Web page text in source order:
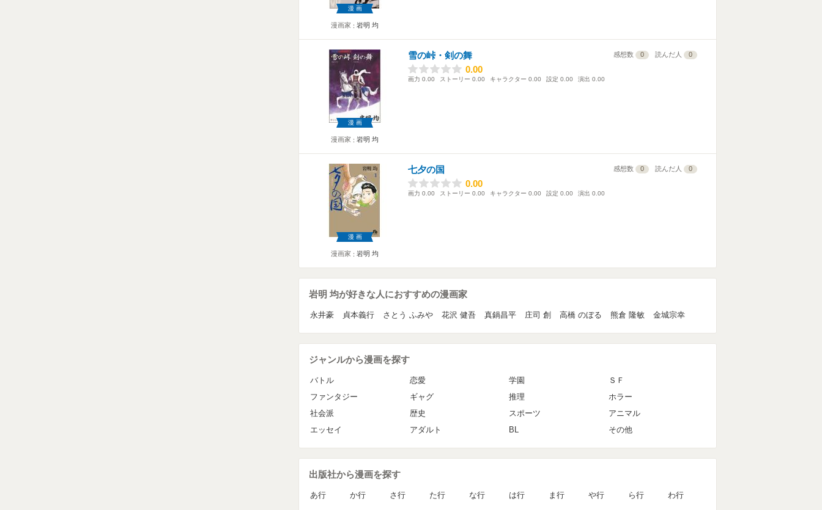
漫画
漫画家 岩明 均
漫画
漫画家 岩明 均
雪の峠・剣の舞 感想数 0 読んだ人 0
0.00
0.00
画力 0.00 ストーリー 0.00 キャラクター 0.00 設定 0.00 演出 0.00
漫画
漫画家 岩明 均
七夕の国 感想数 0 読んだ人 0
0.00
0.00
画力 0.00 ストーリー 0.00 キャラクター 0.00 設定 0.00 演出 0.00
岩明 均が好きな人におすすめの漫画家
永井豪 貞本義行 さとう ふみや 花沢 健吾 真鍋昌平 庄司 創 高橋 のぼる 熊倉 隆敏 金城宗幸
ジャンルから漫画を探す
バトル 恋愛 学園
ＳＦ
ファンタジー
ギャグ 推理
ホラー
社会派
歴史 スポーツ
アニマル
エッセイ
アダルト BL その他
出版社から漫画を探す
あ行 か行 さ行 た行 な行 は行 ま行 や行 ら行 わ行